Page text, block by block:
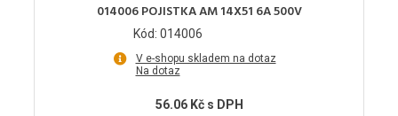
014006 POJISTKA AM 14X51 6A 500V
Kód: 014006
V e-shopu skladem na dotaz
Na dotaz
56.06 Kč s DPH